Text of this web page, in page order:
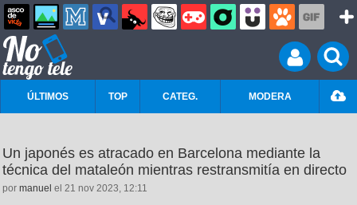
ÚLTIMOS TOP CATEG. MODERA
Un japonés es atracado en Barcelona mediante la
técnica del mataleón mientras restransmitía en directo
por manuel el 21 nov 2023, 12:11